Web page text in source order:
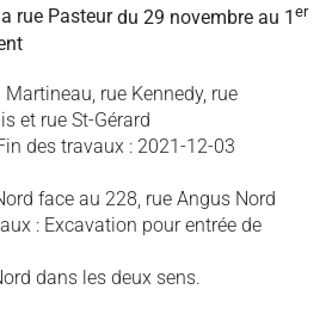
rue Pasteurdu 29 novembre au 1 er
rue Kennedy, rue
et rue St-Gérard
des travaux : 2021-12-03
face au 228, rue Angus Nord
: Excavation pour entrée de
dans les deux sens.